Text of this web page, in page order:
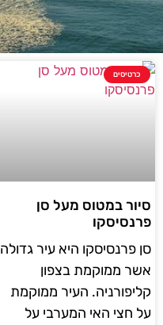
כרטיסים
סיור במטוס מעל סן
פרנסיסקו
סן פרנסיסקו היא עיר גדולה
אשר ממוקמת בצפון
קליפורניה. העיר ממוקמת
על חצי האי המערבי על